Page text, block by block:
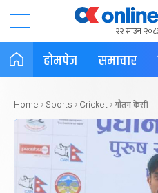
२२ साउन
होमपेज समाचार
Home › Sports › Cricket › गौतम केसी